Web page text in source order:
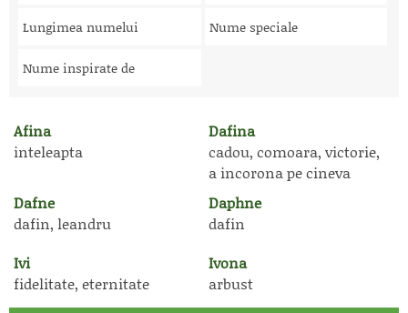
Lungimea numelui Nume speciale
Nume inspirate de
Afina
inteleapta
Dafina
cadou, comoara, victorie,
a incorona pe cineva
Dafne
dafin, leandru
Daphne
dafin
Ivi
fidelitate, eternitate
Ivona
arbust